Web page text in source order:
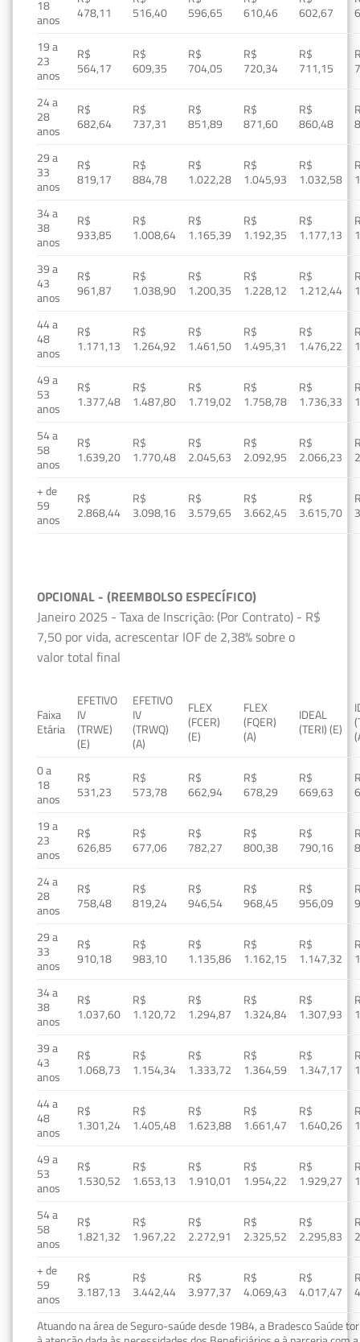
18
anos
478,11
516,40
596,65
610,46
602,67
19 a
23
anos
R$
564,17
R$
609,35
R$
704,05
R$
720,34
R$
711,15
24 a
28
anos
R$
682,64
R$
737,31
R$
851,89
R$
871,60
R$
860,48
29 a
33
anos
R$
819,17
R$
884,78
R$
1.022,28
R$
1.045,93
R$
1.032,58
34 a
38
anos
R$
933,85
R$
1.008,64
R$
1.165,39
R$
1.192,35
R$
1.177,13
39 a
43
anos
R$
961,87
R$
1.038,90
R$
1.200,35
R$
1.228,12
R$
1.212,44
44 a
48
anos
R$
1.171,13
R$
1.264,92
R$
1.461,50
R$
1.495,31
R$
1.476,22
49 a
53
anos
R$
1.377,48
R$
1.487,80
R$
1.719,02
R$
1.758,78
R$
1.736,33
54 a
58
anos
R$
1.639,20
R$
1.770,48
R$
2.045,63
R$
2.092,95
R$
2.066,23
+ de
59
anos
R$
2.868,44
R$
3.098,16
R$
3.579,65
R$
3.662,45
R$
3.615,70
OPCIONAL - (REEMBOLSO ESPECÍFICO)
Janeiro 2025 - Taxa de Inscrição: (Por Contrato) - R$
7,50 por vida, acrescentar IOF de 2,38% sobre o
valor total final
Faixa
Etária
EFETIVO
IV
(TRWE)
(E)
EFETIVO
IV
(TRWQ)
(A)
FLEX
(FCER)
(E)
FLEX
(FQER)
(A)
IDEAL
(TERI) (E)
0 a
18
anos
R$
531,23
R$
573,78
R$
662,94
R$
678,29
R$
669,63
19 a
23
anos
R$
626,85
R$
677,06
R$
782,27
R$
800,38
R$
790,16
24 a
28
anos
R$
758,48
R$
819,24
R$
946,54
R$
968,45
R$
956,09
29 a
33
anos
R$
910,18
R$
983,10
R$
1.135,86
R$
1.162,15
R$
1.147,32
34 a
38
anos
R$
1.037,60
R$
1.120,72
R$
1.294,87
R$
1.324,84
R$
1.307,93
39 a
43
anos
R$
1.068,73
R$
1.154,34
R$
1.333,72
R$
1.364,59
R$
1.347,17
44 a
48
anos
R$
1.301,24
R$
1.405,48
R$
1.623,88
R$
1.661,47
R$
1.640,26
49 a
53
anos
R$
1.530,52
R$
1.653,13
R$
1.910,01
R$
1.954,22
R$
1.929,27
54 a
58
anos
R$
1.821,32
R$
1.967,22
R$
2.272,91
R$
2.325,52
R$
2.295,83
+ de
59
anos
R$
3.187,13
R$
3.442,44
R$
3.977,37
R$
4.069,43
R$
4.017,47
Atuando na área de Seguro-saúde desde 1984, a Bradesco Saúde